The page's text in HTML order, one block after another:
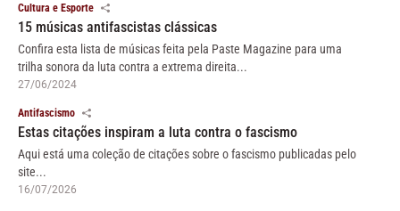
Cultura e Esporte
15 músicas antifascistas clássicas
Confira esta lista de músicas feita pela Paste Magazine para uma
trilha sonora da luta contra a extrema direita...
27/06/2024
Antifascismo
Estas citações inspiram a luta contra o fascismo
Aqui está uma coleção de citações sobre o fascismo publicadas pelo
site...
16/07/2026